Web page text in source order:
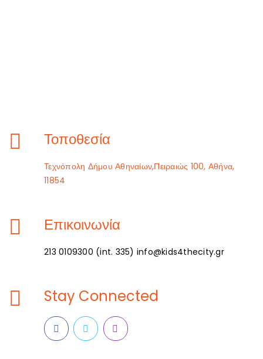
Τοποθεσία
Τεχνόπολη Δήμου Αθηναίων,Πειραιώς 100, Αθήνα,
11854
Επικοινωνία
213 0109300 (int. 335) info@kids4thecity.gr
Stay Connected